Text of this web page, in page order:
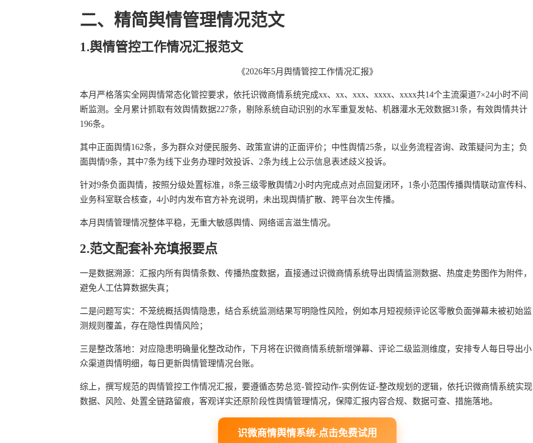
二、精简舆情管理情况范文
1.舆情管控工作情况汇报范文
《2026年5月舆情管控工作情况汇报》
本月严格落实全网舆情常态化管控要求，依托识微商情系统完成xx、xx、xxx、xxxx、xxxx共14个主流渠道7×24小时不间
断监测。全月累计抓取有效舆情数据227条，剔除系统自动识别的水军重复发帖、机器灌水无效数据31条，有效舆情共计
196条。
其中正面舆情162条，多为群众对便民服务、政策宣讲的正面评价；中性舆情25条，以业务流程咨询、政策疑问为主；负
面舆情9条，其中7条为线下业务办理时效投诉、2条为线上公示信息表述歧义投诉。
针对9条负面舆情，按照分级处置标准，8条三级零散舆情2小时内完成点对点回复闭环，1条小范围传播舆情联动宣传科、
业务科室联合核查，4小时内发布官方补充说明，未出现舆情扩散、跨平台次生传播。
本月舆情管理情况整体平稳，无重大敏感舆情、网络谣言滋生情况。
2.范文配套补充填报要点
一是数据溯源：汇报内所有舆情条数、传播热度数据，直接通过识微商情系统导出舆情监测数据、热度走势图作为附件，
避免人工估算数据失真；
二是问题写实：不笼统概括舆情隐患，结合系统监测结果写明隐性风险，例如本月短视频评论区零散负面弹幕未被初始监
测规则覆盖，存在隐性舆情风险；
三是整改落地：对应隐患明确量化整改动作，下月将在识微商情系统新增弹幕、评论二级监测维度，安排专人每日导出小
众渠道舆情明细，每日更新舆情管理情况台账。
综上，撰写规范的舆情管控工作情况汇报，要遵循态势总览-管控动作-实例佐证-整改规划的逻辑，依托识微商情系统实现
数据、风险、处置全链路留痕，客观详实还原阶段性舆情管理情况，保障汇报内容合规、数据可查、措施落地。
识微商情舆情系统-点击免费试用